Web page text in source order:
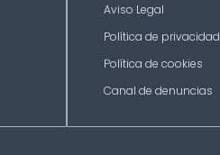
Aviso Legal
Política de privacidad
Política de cookies
Canal de denuncias